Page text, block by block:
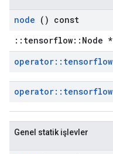
node () const
::tensorflow::Node *
operator:: tensorflow
operator:: tensorflow
Genel statik işlevler